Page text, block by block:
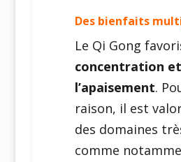
Des bienfaits
Le Qi Gong
concentration et
l’apaisement.
raison, il est
des domaines
comme